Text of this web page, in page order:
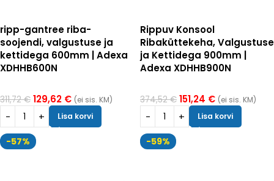
ripp-gantree riba-
soojendi, valgustuse ja
kettidega 600mm | Adexa
XDHHB600N
311,72€ 129,62 € (ei sis. KM)
Lisa korvi
Rippuv Konsool
Ribaküttekeha, Valgustuse
ja Kettidega 900mm |
Adexa XDHHB900N
374,52€ 151,24 € (ei sis. KM)
Lisa korvi
-57% -59%